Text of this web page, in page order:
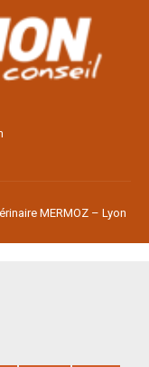
MERMOZ – Lyon